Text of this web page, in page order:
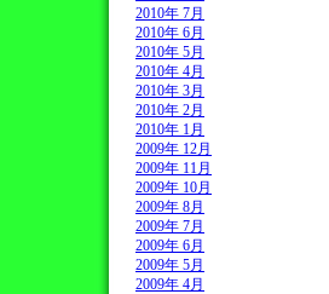
2010年 7月
2010年 6月
2010年 5月
2010年 4月
2010年 3月
2010年 2月
2010年 1月
2009年 12月
2009年 11月
2009年 10月
2009年 8月
2009年 7月
2009年 6月
2009年 5月
2009年 4月